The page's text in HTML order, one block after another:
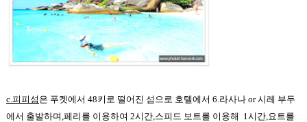
c.피피섬 은 푸켓에서 48키로 떨어진 섬으로 호텔에서 6.라사나 or 시레 부두
에서 출발하며,페리를 이용하여 2시간,스피드 보트를 이용해 1시간,요트를